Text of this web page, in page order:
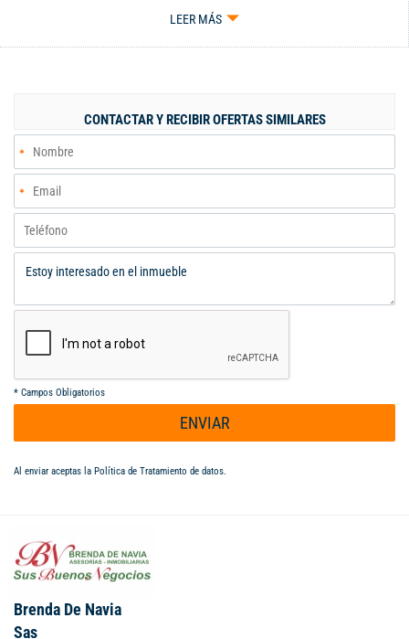
ILUMINACIÓN, ACUEDUCTO PROPIO, PLANTA DE TRATAMIENTO
DE EMERGENCIA PARA LA ZONA DE PORTERÍA Y PUERTAS -
LEER MÁS
CONTACTAR Y RECIBIR OFERTAS SIMILARES
* Campos Obligatorios
ENVIAR
Al enviar aceptas la Política de Tratamiento de datos.
Brenda De Navia
Sas